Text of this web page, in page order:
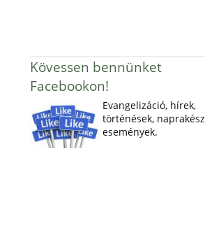
Kövessen bennünket
Facebookon!
Evangelizáció, hírek,
történések, naprakész
események.